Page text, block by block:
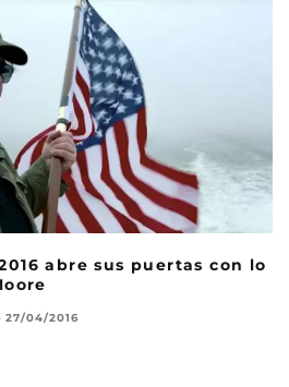
abre sus puertas con lo
27/04/2016